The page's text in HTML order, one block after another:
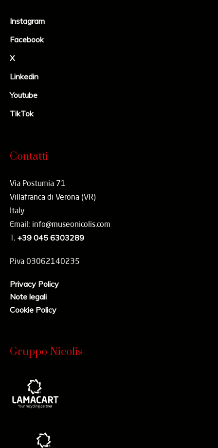
Instagram
Facebook
X
Linkedin
Youtube
TikTok
Contatti
Via Postumia 71
Villafranca di Verona (VR)
Italy
Email: info@museonicolis.com
T. +39 045 6303289
P.iva 03062140235
Privacy Policy
Note legali
Cookie Policy
Gruppo Nicolis